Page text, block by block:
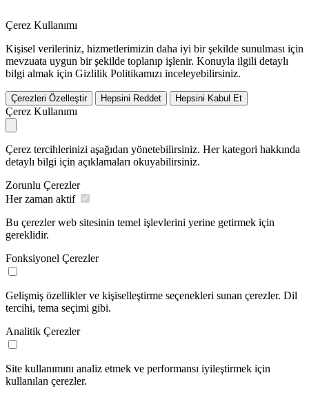
Çerez Kullanımı
Kişisel verileriniz, hizmetlerimizin daha iyi bir şekilde sunulması için
mevzuata uygun bir şekilde toplanıp işlenir. Konuyla ilgili detaylı
bilgi almak için Gizlilik Politikamızı inceleyebilirsiniz.
Çerezleri Özelleştir Hepsini Reddet Hepsini Kabul Et
Çerez Kullanımı
Çerez tercihlerinizi aşağıdan yönetebilirsiniz. Her kategori hakkında
detaylı bilgi için açıklamaları okuyabilirsiniz.
Zorunlu Çerezler
Her zaman aktif
Bu çerezler web sitesinin temel işlevlerini yerine getirmek için
gereklidir.
Fonksiyonel Çerezler
Gelişmiş özellikler ve kişiselleştirme seçenekleri sunan çerezler. Dil
tercihi, tema seçimi gibi.
Analitik Çerezler
Site kullanımını analiz etmek ve performansı iyileştirmek için
kullanılan çerezler.